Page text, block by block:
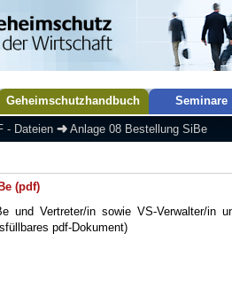
Geheimschutzhandbuch Seminare
- Dateien Anlage 08 Bestellung SiBe
(pdf)
und Vertreter/in sowie VS-Verwalter/in
pdf-Dokument)